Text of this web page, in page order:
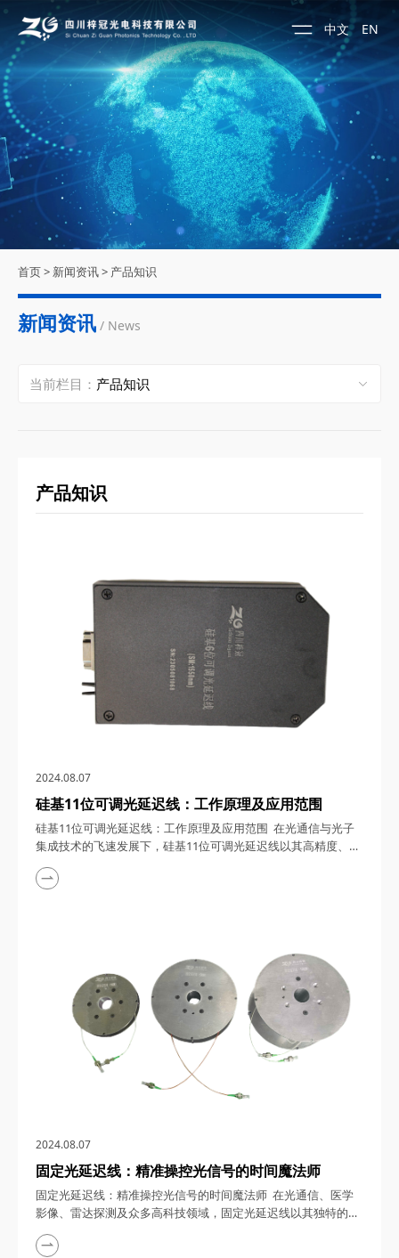
中文 EN
首页> 新闻资讯> 产品知识
新闻资讯 / News
当前栏目：
产品知识
2024.08.07
硅基11位可调光延迟线：工作原理及应用范围
硅基11位可调光延迟线：工作原理及应用范围 在光通信与光子
集成技术的飞速发展下，硅基11位可调光延迟线以其高精度、大
范围的延迟调节能力，成为了光信号处理领域的璀璨明星。本文
将深入探讨硅基11位可调光延迟线的工作原理，并详细解析其在
2024.08.07
固定光延迟线：精准操控光信号的时间魔法师
固定光延迟线：精准操控光信号的时间魔法师 在光通信、医学
影像、雷达探测及众多高科技领域，固定光延迟线以其独特的工
作原理和广泛的应用范围，成为了推动科技进步的重要力量。本
文将深入探讨固定光延迟线的工作原理，并详细解析其在各个领